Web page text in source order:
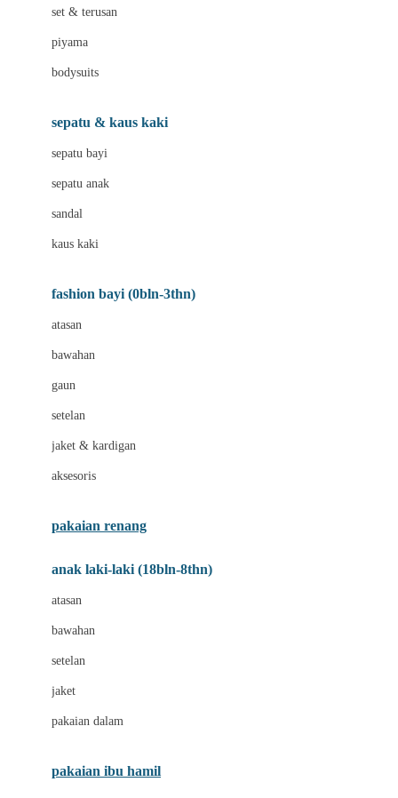
Beauty Barn
Bio Oil
Biolane
Bizzi Growin
Blooming Marvellous
Bravado
Buds Organics
Bugaboo
C
Cottonseeds
set & terusan
piyama
bodysuits
sepatu & kaus kaki
sepatu bayi
sepatu anak
sandal
kaus kaki
fashion bayi (0bln-3thn)
atasan
bawahan
gaun
setelan
jaket & kardigan
aksesoris
pakaian renang
anak laki-laki (18bln-8thn)
atasan
bawahan
setelan
jaket
pakaian dalam
pakaian ibu hamil